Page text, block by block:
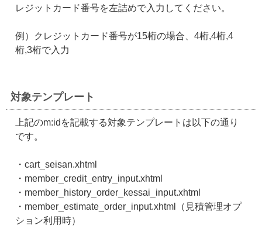
レジットカード番号を左詰めで入力してください。
例）クレジットカード番号が15桁の場合、4桁,4桁,4
桁,3桁で入力
対象テンプレート
上記のm:idを記載する対象テンプレートは以下の通り
です。
・cart_seisan.xhtml
・member_credit_entry_input.xhtml
・member_history_order_kessai_input.xhtml
・member_estimate_order_input.xhtml（見積管理オプ
ション利用時）